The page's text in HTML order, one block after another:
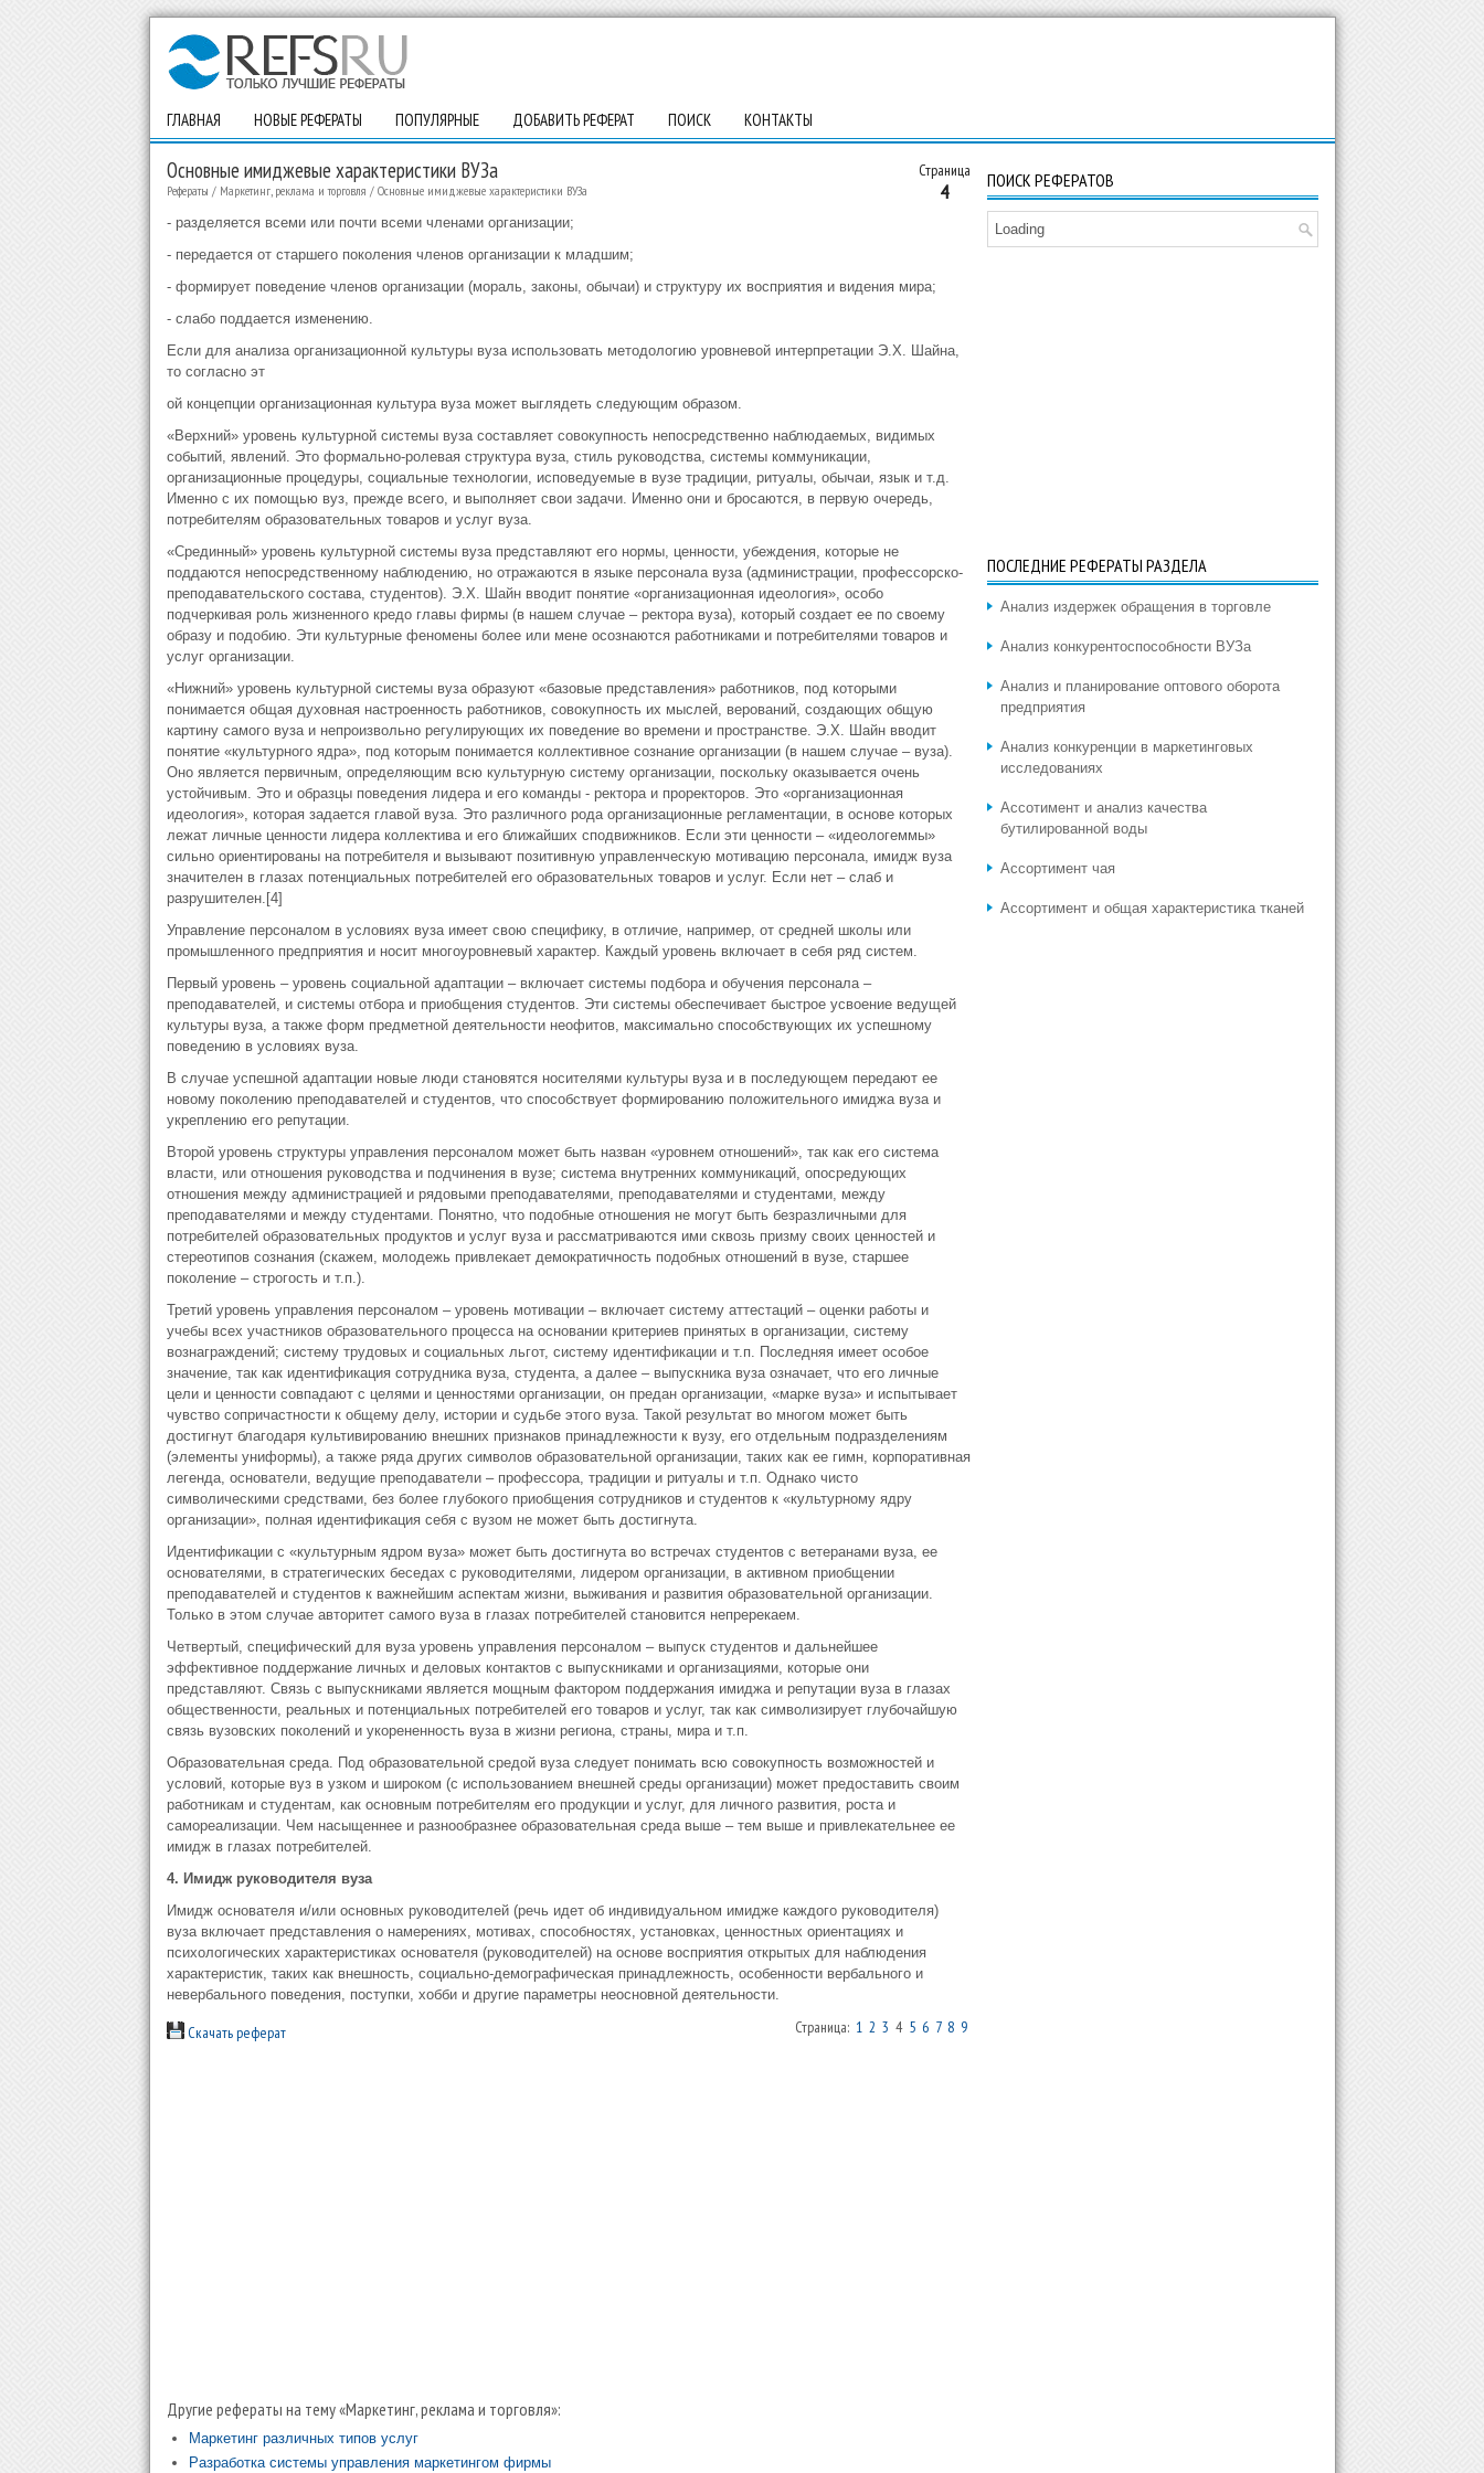
ГЛАВНАЯ НОВЫЕ РЕФЕРАТЫ ПОПУЛЯРНЫЕ ДОБАВИТЬ РЕФЕРАТ ПОИСК КОНТАКТЫ
Страница
4
Основные имиджевые характеристики ВУЗа
Рефераты / Маркетинг, реклама и торговля / Основные имиджевые характеристики ВУЗа
- разделяется всеми или почти всеми членами организации;
- передается от старшего поколения членов организации к младшим;
- формирует поведение членов организации (мораль, законы, обычаи) и структуру их восприятия и видения мира;
- слабо поддается изменению.
Если для анализа организационной культуры вуза использовать методологию уровневой интерпретации Э.Х. Шайна,
то согласно эт
ой концепции организационная культура вуза может выглядеть следующим образом.
«Верхний» уровень культурной системы вуза составляет совокупность непосредственно наблюдаемых, видимых
событий, явлений. Это формально-ролевая структура вуза, стиль руководства, системы коммуникации,
организационные процедуры, социальные технологии, исповедуемые в вузе традиции, ритуалы, обычаи, язык и т.д.
Именно с их помощью вуз, прежде всего, и выполняет свои задачи. Именно они и бросаются, в первую очередь,
потребителям образовательных товаров и услуг вуза.
«Срединный» уровень культурной системы вуза представляют его нормы, ценности, убеждения, которые не
поддаются непосредственному наблюдению, но отражаются в языке персонала вуза (администрации, профессорско-
преподавательского состава, студентов). Э.Х. Шайн вводит понятие «организационная идеология», особо
подчеркивая роль жизненного кредо главы фирмы (в нашем случае – ректора вуза), который создает ее по своему
образу и подобию. Эти культурные феномены более или мене осознаются работниками и потребителями товаров и
услуг организации.
«Нижний» уровень культурной системы вуза образуют «базовые представления» работников, под которыми
понимается общая духовная настроенность работников, совокупность их мыслей, верований, создающих общую
картину самого вуза и непроизвольно регулирующих их поведение во времени и пространстве. Э.Х. Шайн вводит
понятие «культурного ядра», под которым понимается коллективное сознание организации (в нашем случае – вуза).
Оно является первичным, определяющим всю культурную систему организации, поскольку оказывается очень
устойчивым. Это и образцы поведения лидера и его команды - ректора и проректоров. Это «организационная
идеология», которая задается главой вуза. Это различного рода организационные регламентации, в основе которых
лежат личные ценности лидера коллектива и его ближайших сподвижников. Если эти ценности – «идеологеммы»
сильно ориентированы на потребителя и вызывают позитивную управленческую мотивацию персонала, имидж вуза
значителен в глазах потенциальных потребителей его образовательных товаров и услуг. Если нет – слаб и
разрушителен.[4]
Управление персоналом в условиях вуза имеет свою специфику, в отличие, например, от средней школы или
промышленного предприятия и носит многоуровневый характер. Каждый уровень включает в себя ряд систем.
Первый уровень – уровень социальной адаптации – включает системы подбора и обучения персонала –
преподавателей, и системы отбора и приобщения студентов. Эти системы обеспечивает быстрое усвоение ведущей
культуры вуза, а также форм предметной деятельности неофитов, максимально способствующих их успешному
поведению в условиях вуза.
В случае успешной адаптации новые люди становятся носителями культуры вуза и в последующем передают ее
новому поколению преподавателей и студентов, что способствует формированию положительного имиджа вуза и
укреплению его репутации.
Второй уровень структуры управления персоналом может быть назван «уровнем отношений», так как его система
власти, или отношения руководства и подчинения в вузе; система внутренних коммуникаций, опосредующих
отношения между администрацией и рядовыми преподавателями, преподавателями и студентами, между
преподавателями и между студентами. Понятно, что подобные отношения не могут быть безразличными для
потребителей образовательных продуктов и услуг вуза и рассматриваются ими сквозь призму своих ценностей и
стереотипов сознания (скажем, молодежь привлекает демократичность подобных отношений в вузе, старшее
поколение – строгость и т.п.).
Третий уровень управления персоналом – уровень мотивации – включает систему аттестаций – оценки работы и
учебы всех участников образовательного процесса на основании критериев принятых в организации, систему
вознаграждений; систему трудовых и социальных льгот, систему идентификации и т.п. Последняя имеет особое
значение, так как идентификация сотрудника вуза, студента, а далее – выпускника вуза означает, что его личные
цели и ценности совпадают с целями и ценностями организации, он предан организации, «марке вуза» и испытывает
чувство сопричастности к общему делу, истории и судьбе этого вуза. Такой результат во многом может быть
достигнут благодаря культивированию внешних признаков принадлежности к вузу, его отдельным подразделениям
(элементы униформы), а также ряда других символов образовательной организации, таких как ее гимн, корпоративная
легенда, основатели, ведущие преподаватели – профессора, традиции и ритуалы и т.п. Однако чисто
символическими средствами, без более глубокого приобщения сотрудников и студентов к «культурному ядру
организации», полная идентификация себя с вузом не может быть достигнута.
Идентификации с «культурным ядром вуза» может быть достигнута во встречах студентов с ветеранами вуза, ее
основателями, в стратегических беседах с руководителями, лидером организации, в активном приобщении
преподавателей и студентов к важнейшим аспектам жизни, выживания и развития образовательной организации.
Только в этом случае авторитет самого вуза в глазах потребителей становится непререкаем.
Четвертый, специфический для вуза уровень управления персоналом – выпуск студентов и дальнейшее
эффективное поддержание личных и деловых контактов с выпускниками и организациями, которые они
представляют. Связь с выпускниками является мощным фактором поддержания имиджа и репутации вуза в глазах
общественности, реальных и потенциальных потребителей его товаров и услуг, так как символизирует глубочайшую
связь вузовских поколений и укорененность вуза в жизни региона, страны, мира и т.п.
Образовательная среда. Под образовательной средой вуза следует понимать всю совокупность возможностей и
условий, которые вуз в узком и широком (с использованием внешней среды организации) может предоставить своим
работникам и студентам, как основным потребителям его продукции и услуг, для личного развития, роста и
самореализации. Чем насыщеннее и разнообразнее образовательная среда выше – тем выше и привлекательнее ее
имидж в глазах потребителей.
4. Имидж руководителя вуза
Имидж основателя и/или основных руководителей (речь идет об индивидуальном имидже каждого руководителя)
вуза включает представления о намерениях, мотивах, способностях, установках, ценностных ориентациях и
психологических характеристиках основателя (руководителей) на основе восприятия открытых для наблюдения
характеристик, таких как внешность, социально-демографическая принадлежность, особенности вербального и
невербального поведения, поступки, хобби и другие параметры неосновной деятельности.
Скачать реферат Страница: 1 2 3 4 5 6 7 8 9
Другие рефераты на тему «Маркетинг, реклама и торговля»:
Маркетинг различных типов услуг
Разработка системы управления маркетингом фирмы
ПОИСК РЕФЕРАТОВ
Loading
ПОСЛЕДНИЕ РЕФЕРАТЫ РАЗДЕЛА
Анализ издержек обращения в торговле
Анализ конкурентоспособности ВУЗа
Анализ и планирование оптового оборота
предприятия
Анализ конкуренции в маркетинговых
исследованиях
Ассотимент и анализ качества
бутилированной воды
Ассортимент чая
Ассортимент и общая характеристика тканей